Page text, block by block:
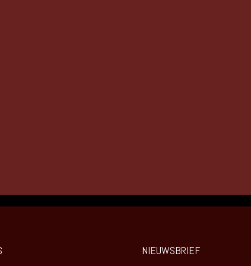
NIEUWSBRIEF